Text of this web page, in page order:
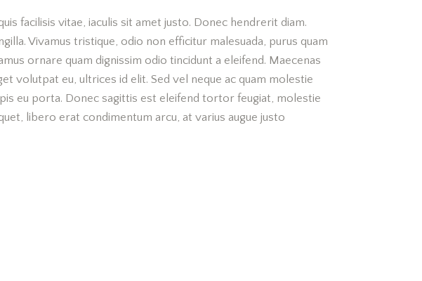
facilisis vitae, iaculis sit amet justo. Donec hendrerit diam.
Vivamus tristique, odio non efficitur malesuada, purus quam
ornare quam dignissim odio tincidunt a eleifend. Maecenas
volutpat eu, ultrices id elit. Sed vel neque ac quam molestie
eu porta. Donec sagittis est eleifend tortor feugiat, molestie
libero erat condimentum arcu, at varius augue justo